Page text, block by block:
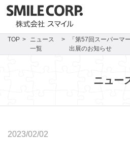
TOP
ニュース
一覧
「第57回スーパーマ
出展のお知らせ
ニュー
2023/02/02